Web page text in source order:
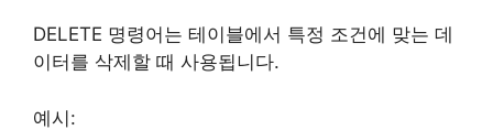
DELETE 명령어는 테이블에서 특정 조건에 맞는 데
이터를 삭제할 때 사용됩니다.
예시: